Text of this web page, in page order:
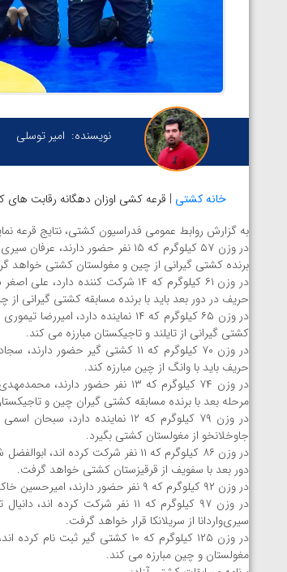
نویسنده: امیر توسلی
خانه کشتی | قرعه کشی اوزان دهگانه رقابت های
به گزارش روابط عمومی فدراسیون کشتی، نتایج قرعه
در وزن ۵۷ کیلوگرم که ۱۵ نفر
برنده کشتی گیرانی از چین و مغولستان کشتی خواهد
در وزن ۶۱ کیلوگرم که ۱۴ شرکت
حریف در دور بعد باید با برنده مسابقه کشتی گیرانی
در وزن ۶۵ کیلوگرم که ۱۴ نماینده
کشتی گیرانی از تایلند و تاجیکستان مبارزه می کند.
در وزن ۷۰ کیلوگرم که ۱۱ کشتی
حریف باید با وانگ از چین مبارزه کند.
در وزن ۷۴ کیلوگرم که ۱۳ نفر
مرحله بعد با برنده مسابقه کشتی گیران چین و
در وزن ۷۹ کیلوگرم که ۱۲
جاوخلانخو از مغولستان کشتی بگیرد.
در وزن ۸۶ کیلوگرم که ۱۱ نفر شرکت
دور بعد با سفویف از قرقیزستان کشتی خواهد گرفت.
در وزن ۹۲ کیلوگرم که ۹ نفر حضور دارند، امیرحسین خاکپا پس از استراحت در دور نخست، در مرحله بعد در مقابل نیکل از هند قرار خواهد گرفت.
در وزن ۹۷ کیلوگرم که ۱۱ نفر
سیری‌واردانا از سریلانکا قرار خواهد گرفت.
در وزن ۱۲۵ کیلوگرم که ۱۰ کشتی
مغولستان و چین مبارزه می کند.
امین میرزازاده
ویدیو؛ باخت امین کاویانی نژاد
ارمنستان